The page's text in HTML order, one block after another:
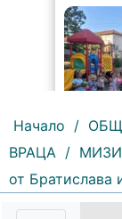
99 |
Децата
Начало /
ВРАЦА /
от Братислава